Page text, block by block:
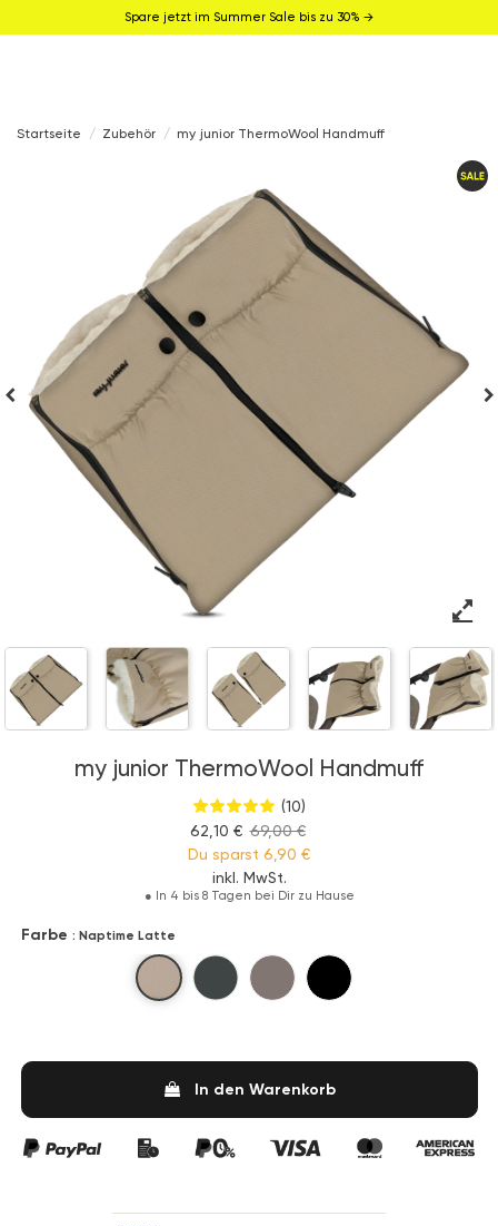
Spare jetzt im Summer Sale bis zu 30% →
Startseite Zubehör my junior ThermoWool Handmuff
my junior ThermoWool Handmuff
(10)
62,10 € 69,00 €
Du sparst 6,90 €
inkl. MwSt.
● In 4 bis 8 Tagen bei Dir zu Hause
Farbe : Naptime Latte
Naptime LatteForest HavenHazel HarmonyCozy Nightfall
In den Warenkorb